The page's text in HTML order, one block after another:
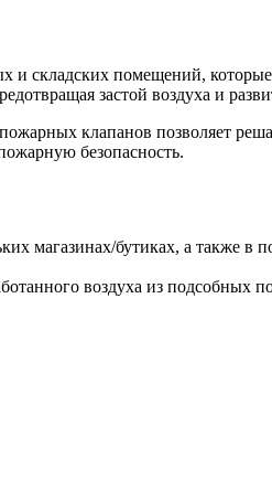
и складских помещений,
застой воздуха и
клапанов позволяет
безопасность.
магазинах/бутиках, а также в
воздуха из подсобных